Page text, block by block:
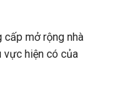
cấp mở rộng nhà
vực hiện có của